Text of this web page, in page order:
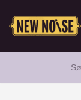
Hopp
for: